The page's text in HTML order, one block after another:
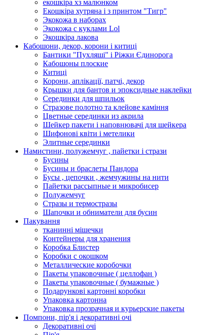
екошкіра хз малюнком
Екошкіра хутряна і з принтом "Тигр"
Экокожа в наборах
Экокожа с куклами Lol
Экошкiра лакова
Кабошони, декор, корони і китиці
Бантики "Пухляші" і Ріжки Єдинорога
Кабошоны плоские
Китиці
Корони, аплікації, патчі, декор
Крышки для бантов и эпоксидные наклейки
Серединки для шпильок
Стразове полотно та клейове каміння
Цветные серединки из акрила
Шейкер пакети і наповнювачі для шейкера
Шифонові квіти і метелики
Элитные серединки
Намистини, полужемчуг , пайетки і стрази
Бусины
Бусины и браслеты Пандора
Бусы , цепочки , жемчужины на нити
Пайетки рассыпные и микробисер
Полужемчуг
Стразы и термостразы
Шапочки и обниматели для бусин
Пакування
тканинні мішечки
Контейнеры для хранения
Коробка Блистер
Коробки с окошком
Металлические коробочки
Пакеты упаковочные ( целлофан )
Пакеты упаковочные ( бумажные )
Подарункові картонні коробки
Упаковка картонна
Упаковка прозрачная и курьерские пакеты
Помпони, пір'я і декоративні очі
Декоративні очі